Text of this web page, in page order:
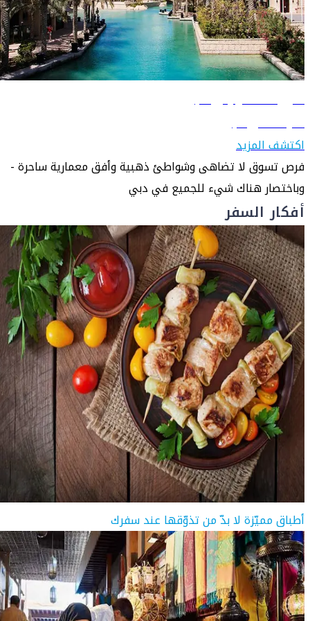
دليل السفر إلى دبي
تعرّف على دبي
اكتشف المزيد
فرص تسوق لا تضاهى وشواطئ ذهبية وأفق معمارية ساحرة -
وباختصار هناك شيء للجميع في دبي
أفكار السفر
أطباق مميّزة لا بدّ من تذوّقها عند سفرك